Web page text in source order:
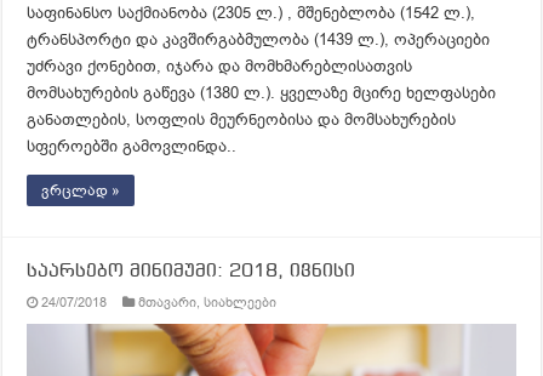
საფინანსო საქმიანობა (2305 ლ.) , მშენებლობა (1542 ლ.),
ტრანსპორტი და კავშირგაბმულობა (1439 ლ.), ოპერაციები
უძრავი ქონებით, იჯარა და მომხმარებლისათვის
მომსახურების გაწევა (1380 ლ.). ყველაზე მცირე ხელფასები
განათლების, სოფლის მეურნეობისა და მომსახურების
სფეროებში გამოვლინდა..
ვრცლად »
საარსებო მინიმუმი: 2018, ივნისი
24/07/2018 მთავარი,სიახლეები